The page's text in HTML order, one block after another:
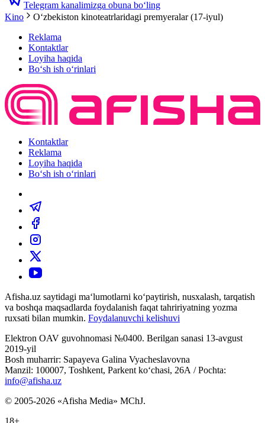
Telegram kanalimizga obuna bo‘ling
Kino
Oʻzbekiston kinoteatrlaridagi premyeralar (17-iyul)
Reklama
Kontaktlar
Loyiha haqida
Bo‘sh ish o‘rinlari
Kontaktlar
Reklama
Loyiha haqida
Bo‘sh ish o‘rinlari
Afisha.uz saytidagi ma‘lumotlarni ko‘paytirish, nusxalash, tarqatish
va boshqa maqsadlarda foydalanish faqat tahririyatning yozma
ruxsati bilan mumkin. Foydalanuvchi kelishuvi
Elektron OAV guvohnomasi №0400. Berilgan sanasi 13-avgust
2019-yil
Bosh muharrir: Sapayeva Galina Vyacheslavovna
Manzil: 100007, Toshkent, Parkent ko‘chasi, 26А / Pochta:
info@afisha.uz
© 2005-2026 «Afisha Media» MChJ.
18+